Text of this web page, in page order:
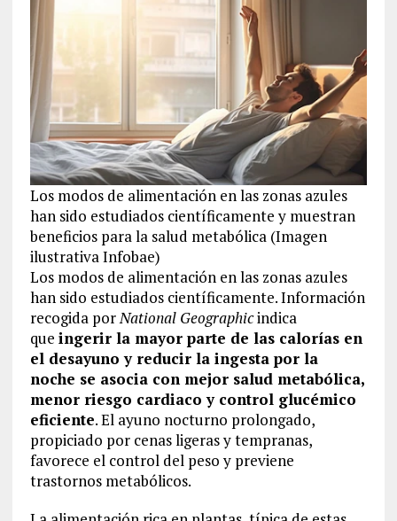
Los modos de alimentación en las zonas azules
han sido estudiados científicamente y muestran
beneficios para la salud metabólica (Imagen
ilustrativa Infobae)
Los modos de alimentación en las zonas azules
han sido estudiados científicamente. Información
recogida porNational Geographicindica
que ingerir la mayor parte de las calorías en
el desayuno y reducir la ingesta por la
noche se asocia con mejor salud metabólica,
menor riesgo cardiaco y control glucémico
eficiente. El ayuno nocturno prolongado,
propiciado por cenas ligeras y tempranas,
favorece el control del peso y previene
trastornos metabólicos.